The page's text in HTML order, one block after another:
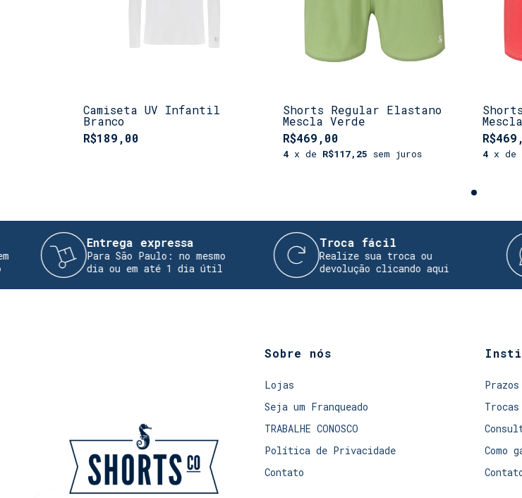
Camiseta UV Infantil
Branco
R$189,00
Shorts Regular Elastano
Mescla Verde
R$469,00
4 x de R$117,25 sem juros 4 x de
Entrega expressa
Para São Paulo: no mesmo
dia ou em até 1 dia útil
Troca fácil
Realize sua troca ou
devolução clicando aqui
Sobre nós
Lojas
Seja um Franqueado
TRABALHE CONOSCO
Política de Privacidade
Contato
Como